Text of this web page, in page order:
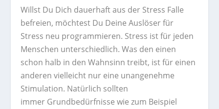
Willst Du Dich dauerhaft aus der Stress Falle
befreien, möchtest Du Deine Auslöser für
Stress neu programmieren. Stress ist für jeden
Menschen unterschiedlich. Was den einen
schon halb in den Wahnsinn treibt, ist für einen
anderen vielleicht nur eine unangenehme
Stimulation. Natürlich sollten
immer Grundbedürfnisse wie zum Beispiel